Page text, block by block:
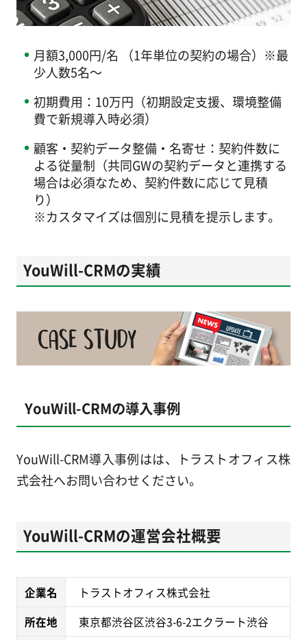
月額3,000円/名 （1年単位の契約の場合）※最
少人数5名～
初期費用：10万円（初期設定支援、環境整備
費で新規導入時必須）
顧客・契約データ整備・名寄せ：契約件数に
よる従量制（共同GWの契約データと連携する
場合は必須なため、契約件数に応じて見積
り）
※カスタマイズは個別に見積を提示します。
YouWill-CRMの実績
YouWill-CRMの導入事例
YouWill-CRM導入事例はは、トラストオフィス株
式会社へお問い合わせください。
YouWill-CRMの運営会社概要
企業名
トラストオフィス株式会社
所在地
東京都渋谷区渋谷3-6-2エクラート渋谷